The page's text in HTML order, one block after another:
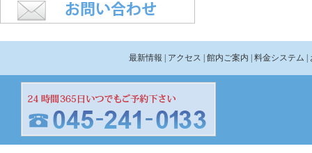
最新情報 | アクセス | 館内ご案内 | 料金システム